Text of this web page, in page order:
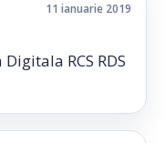
11 ianuarie 2019
RCS RDS